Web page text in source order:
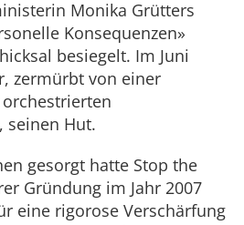
Monika Grütters
Konsequenzen»
besiegelt. Im Juni
zermürbt von einer
seinen Hut.
gesorgt hatte Stop the
Gründung im Jahr 2007
eine rigorose Verschärfung